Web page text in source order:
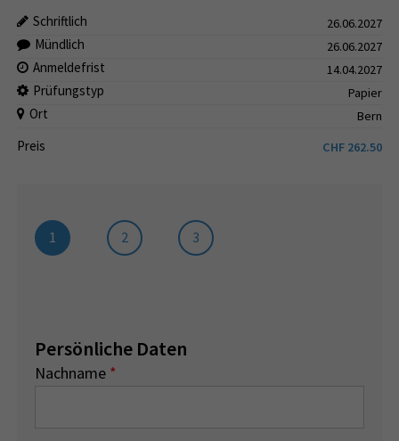
Schriftlich 26.06.2027
Mündlich 26.06.2027
Anmeldefrist 14.04.2027
Prüfungstyp Papier
Ort Bern
Preis CHF 262.50
1 2 3
Persönliche Daten
Nachname *